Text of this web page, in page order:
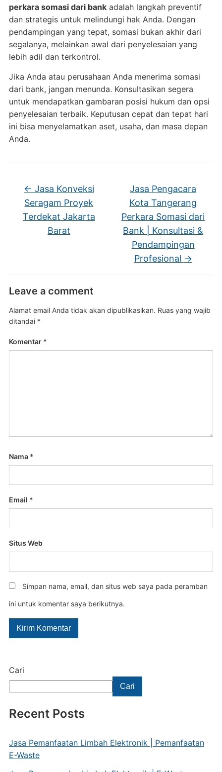
Cari
Cari
Recent Posts
Jasa Pemanfaatan Limbah Elektronik | Pemanfaatan
E-Waste
perkara somasi dari bankadalah langkah preventif
dan strategis untuk melindungi hak Anda. Dengan
pendampingan yang tepat, somasi bukan akhir dari
segalanya, melainkan awal dari penyelesaian yang
lebih adil dan terkontrol.
Jika Anda atau perusahaan Anda menerima somasi
dari bank, jangan menunda. Konsultasikan segera
untuk mendapatkan gambaran posisi hukum dan opsi
penyelesaian terbaik. Keputusan cepat dan tepat hari
ini bisa menyelamatkan aset, usaha, dan masa depan
Anda.
← Jasa Konveksi
Seragam Proyek
Terdekat Jakarta
Barat
Jasa Pengacara
Kota Tangerang
Perkara Somasi dari
Bank | Konsultasi &
Pendampingan
Profesional →
Leave a comment
Alamat email Anda tidak akan dipublikasikan. Ruas yang wajib
ditandai *
Komentar *
Nama *
Email *
Situs Web
Simpan nama, email, dan situs web saya pada peramban
ini untuk komentar saya berikutnya.